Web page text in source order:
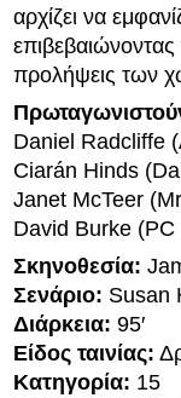
αρχίζει να
προλήψεις των
Daniel Radcliffe
Ciarán Hinds
Janet McTeer
David Burke (PC
Σκηνοθεσία:
Σενάριο: Susan
Διάρκεια: 95′
Είδος ταινίας:
Κατηγορία: 15